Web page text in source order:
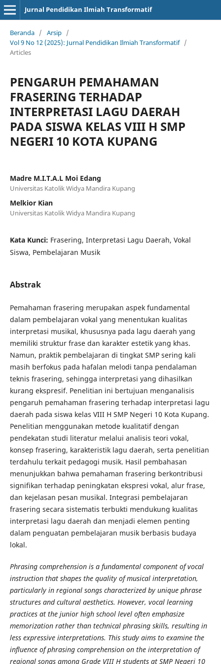
Jurnal Pendidikan Ilmiah Transformatif
Beranda / Arsip /
Vol 9 No 12 (2025): Jurnal Pendidikan Ilmiah Transformatif /
Articles
PENGARUH PEMAHAMAN
FRASERING TERHADAP
INTERPRETASI LAGU DAERAH
PADA SISWA KELAS VIII H SMP
NEGERI 10 KOTA KUPANG
Madre M.I.T.A.L Moi Edang
Universitas Katolik Widya Mandira Kupang
Melkior Kian
Universitas Katolik Widya Mandira Kupang
Kata Kunci: Frasering, Interpretasi Lagu Daerah, Vokal
Siswa, Pembelajaran Musik
Abstrak
Pemahaman frasering merupakan aspek fundamental
dalam pembelajaran vokal yang menentukan kualitas
interpretasi musikal, khususnya pada lagu daerah yang
memiliki struktur frase dan karakter estetik yang khas.
Namun, praktik pembelajaran di tingkat SMP sering kali
masih berfokus pada hafalan melodi tanpa pendalaman
teknis frasering, sehingga interpretasi yang dihasilkan
kurang ekspresif. Penelitian ini bertujuan menganalisis
pengaruh pemahaman frasering terhadap interpretasi lagu
daerah pada siswa kelas VIII H SMP Negeri 10 Kota Kupang.
Penelitian menggunakan metode kualitatif dengan
pendekatan studi literatur melalui analisis teori vokal,
konsep frasering, karakteristik lagu daerah, serta penelitian
terdahulu terkait pedagogi musik. Hasil pembahasan
menunjukkan bahwa pemahaman frasering berkontribusi
signifikan terhadap peningkatan ekspresi vokal, alur frase,
dan kejelasan pesan musikal. Integrasi pembelajaran
frasering secara sistematis terbukti mendukung kualitas
interpretasi lagu daerah dan menjadi elemen penting
dalam penguatan pembelajaran musik berbasis budaya
lokal.
Phrasing comprehension is a fundamental component of vocal
instruction that shapes the quality of musical interpretation,
particularly in regional songs characterized by unique phrase
structures and cultural aesthetics. However, vocal learning
practices at the junior high school level often emphasize
memorization rather than technical phrasing skills, resulting in
less expressive interpretations. This study aims to examine the
influence of phrasing comprehension on the interpretation of
regional songs among Grade VIII H students at SMP Negeri 10